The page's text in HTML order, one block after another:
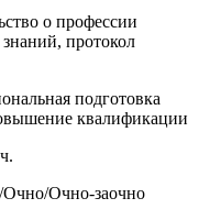
о профессии
протокол
подготовка
квалификации
Очно-заочно